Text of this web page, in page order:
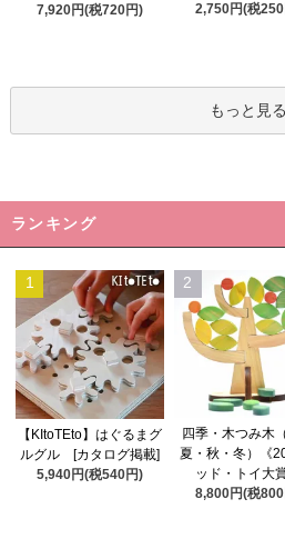
7,920円(税720円)
2,750円(税
もっと見る
ランキング
1
【KItoTEto】はぐるまグ
ルグル [カタログ掲載]
5,940円(税540円)
2
四季・木つみ木
夏・秋・冬）《
ッド・トイ大
8,800円(税